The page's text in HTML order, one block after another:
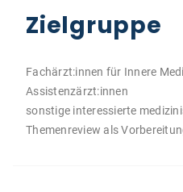
Zielgruppe
Fachärzt:innen für Innere
Assistenzärzt:innen
sonstige interessierte
Themenreview als